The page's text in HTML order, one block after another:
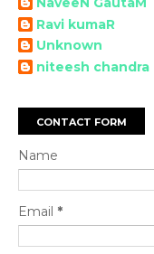
Ravi kumaR
Unknown
niteesh chandra
CONTACT FORM
Name
Email *